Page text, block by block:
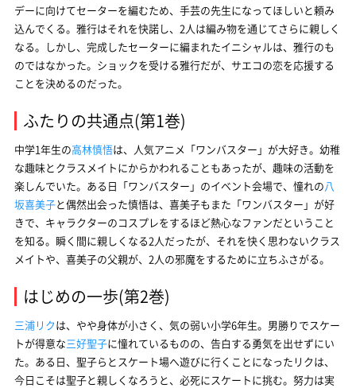
デーに向けてセーターを編むため、手芸の先生になってほしいと頼み
込んでくる。雅行はそれを快諾し、2人は編み物を通じてさらに親しく
なる。しかし、完成したセーターに編まれたイニシャルは、雅行のも
のではなかった。ショックを受ける雅行だが、サエコの恋を応援する
ことを決めるのだった。
ふたりの共通点(第1巻)
中学1年生の高林慎悟は、人気アニメ「ワンバスター」が大好き。幼稚
な趣味とクラスメイトにからかわれることもあったが、趣味の活動を
楽しんでいた。ある日「ワンバスター」のイベント会場で、憧れの八
坂喜美子と偶然出会った慎悟は、喜美子もまた「ワンバスター」が好
きで、キャラクターのコスプレをするほど熱心なファンだということ
を知る。瞬く間に親しくなる2人だったが、それを快く思わないクラス
メイトや、喜美子の父親が、2人の邪魔をするために立ちふさがる。
はじめの一歩(第2巻)
三浦リクは、やや身体が小さく、気の弱い小学6年生。男勝りでスケー
トが得意な三好聖子に憧れているものの、告白する勇気を出せずにい
た。ある日、聖子らとスケート場へ遊びに行くことになったリクは、
今日こそは聖子と親しくなろうと、必死にスケートに挑む。努力は実